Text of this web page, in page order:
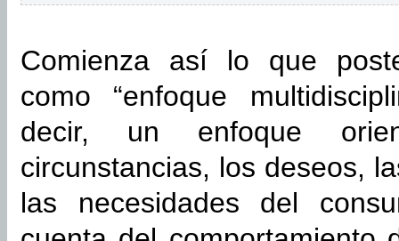
Comienza así lo que
como “enfoque
decir, un enfoque
circunstancias, los deseos,
las necesidades del